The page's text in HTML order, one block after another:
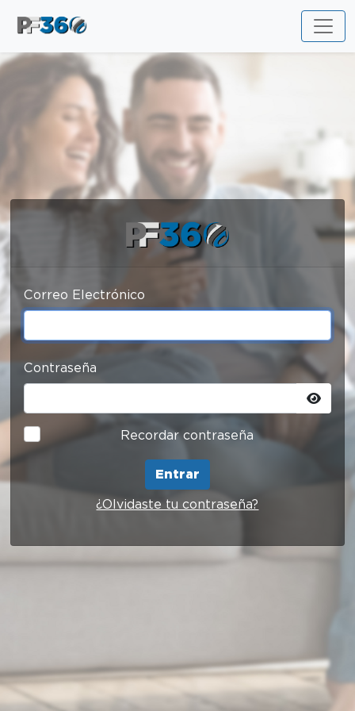
Correo Electrónico
Contraseña
Recordar contraseña
Entrar
¿Olvidaste tu contraseña?